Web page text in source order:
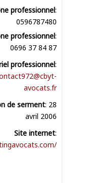
professionnel:
0596787480
professionnel:
0696 37 84 87
professionnel:
avocats.fr
de serment: 28
avril 2006
Site internet: